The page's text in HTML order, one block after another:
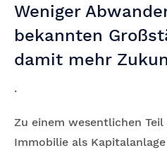
Weniger
bekannten
damit mehr
.
Zu einem wesentlichen
Immobilie als